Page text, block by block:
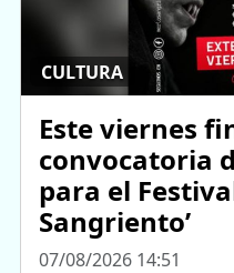
CULTURA
Este viernes
convocatoria
para el
Sangriento’
07/08/2026 14:51